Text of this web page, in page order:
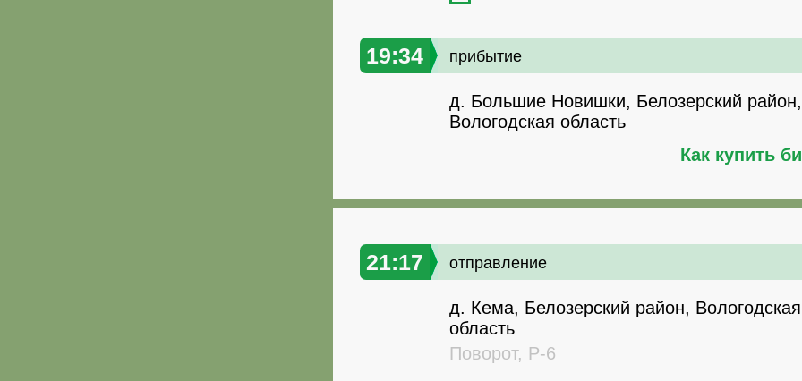
19:34 прибытие
д. Большие Новишки, Белозерский район,
Вологодская область
Как купить
21:17 отправление
д. Кема, Белозерский район, Вологодская
область
Поворот, Р-6